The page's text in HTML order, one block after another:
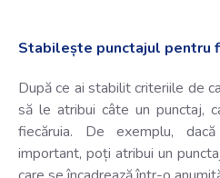
Stabilește punctajul pentru
După ce ai stabilit criteriile de
să le atribui câte un punctaj,
fiecăruia. De exemplu,
important, poți atribui un